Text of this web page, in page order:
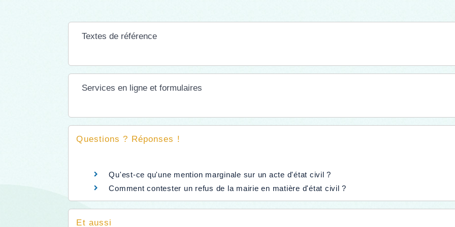
Textes de référence
Services en ligne et formulaires
Questions ? Réponses !
Qu'est-ce qu'une mention marginale sur un acte d'état civil ?
Comment contester un refus de la mairie en matière d'état civil ?
Et aussi